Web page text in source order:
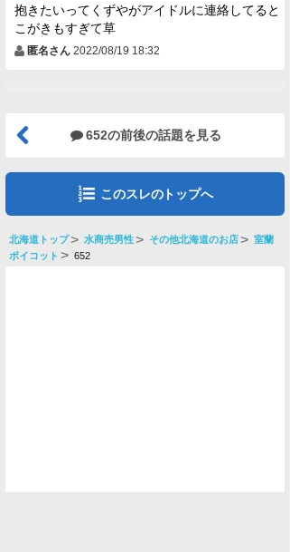
抱きたいってくずやがアイドルに連絡してると
こがきもすぎて草
匿名さん 2022/08/19 18:32
652の前後の話題を見る
このスレのトップへ
北海道トップ 水商売男性 その他北海道のお店 室蘭
ボイコット 652